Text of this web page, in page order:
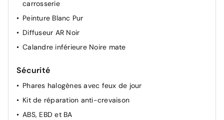
carrosserie
Peinture Blanc Pur
Diffuseur AR Noir
Calandre inférieure Noire mate
Sécurité
Phares halogènes avec feux de jour
Kit de réparation anti-crevaison
ABS, EBD et BA